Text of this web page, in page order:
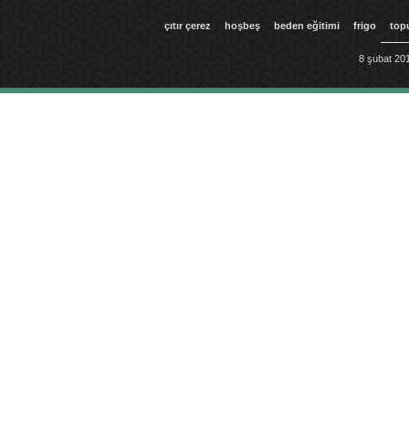
çıtır çerez hoşbeş beden eğitimi frigo
8 şubat